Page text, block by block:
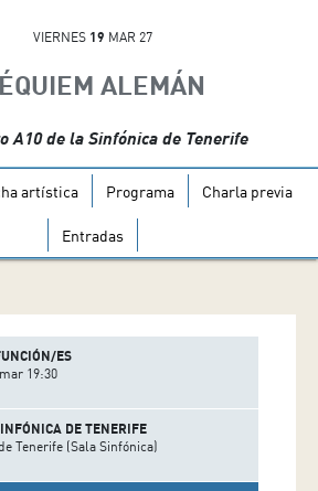
VIERNES 19 MAR 27
ALEMÁN
A10 de la Sinfónica de Tenerife
artística Programa Charla previa
Entradas
ES
19:30
DE TENERIFE
Tenerife (Sala Sinfónica)